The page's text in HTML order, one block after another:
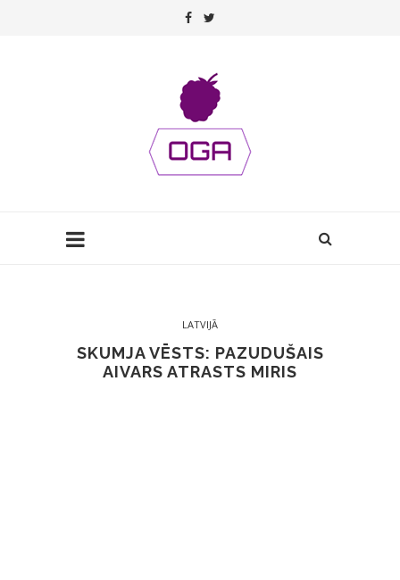
LATVIJĀ
SKUMJA VĒSTS: PAZUDUŠAIS
AIVARS ATRASTS MIRIS